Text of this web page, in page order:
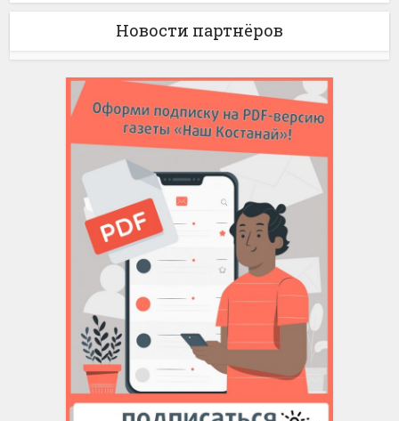
Новости партнёров